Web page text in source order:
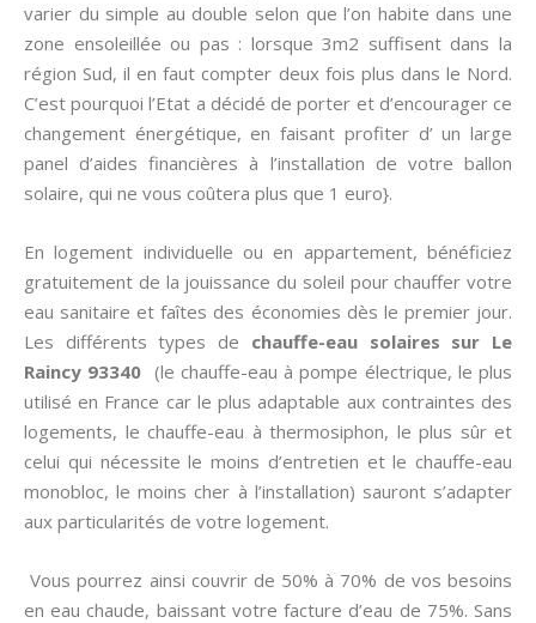
varier du simple au double selon que l’on habite dans une
zone ensoleillée ou pas : lorsque 3m2 suffisent dans la
région Sud, il en faut compter deux fois plus dans le Nord.
C’est pourquoi l’Etat a décidé de porter et d’encourager ce
changement énergétique, en faisant profiter d’ un large
panel d’aides financières à l’installation de votre ballon
solaire, qui ne vous coûtera plus que 1 euro}.
En logement individuelle ou en appartement, bénéficiez
gratuitement de la jouissance du soleil pour chauffer votre
eau sanitaire et faîtes des économies dès le premier jour.
Les différents types de chauffe-eau solaires sur Le
Raincy 93340 (le chauffe-eau à pompe électrique, le plus
utilisé en France car le plus adaptable aux contraintes des
logements, le chauffe-eau à thermosiphon, le plus sûr et
celui qui nécessite le moins d’entretien et le chauffe-eau
monobloc, le moins cher à l’installation) sauront s’adapter
aux particularités de votre logement.
Vous pourrez ainsi couvrir de 50% à 70% de vos besoins
en eau chaude, baissant votre facture d’eau de 75%. Sans